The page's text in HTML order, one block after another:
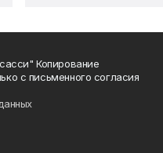
Копирование
с письменного согласия